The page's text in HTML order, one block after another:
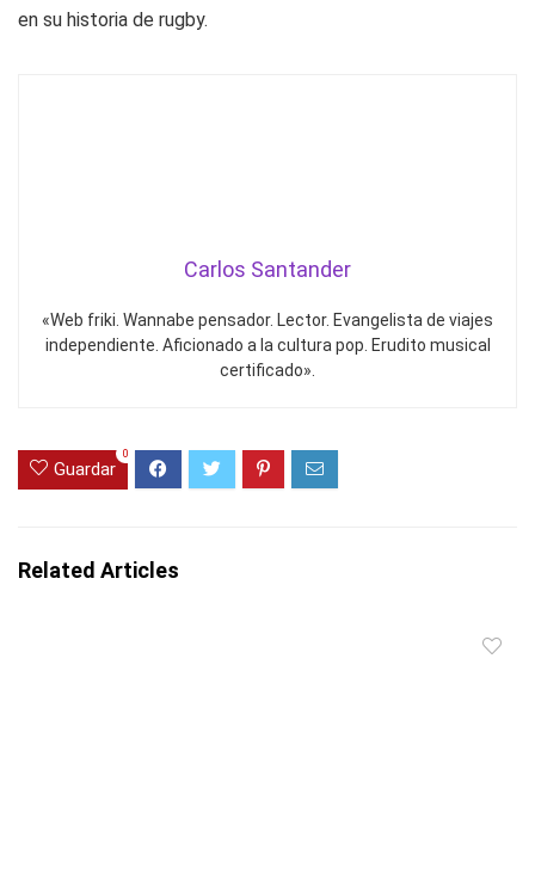
en su historia de rugby.
Carlos Santander
«Web friki. Wannabe pensador. Lector. Evangelista de viajes
independiente. Aficionado a la cultura pop. Erudito musical
certificado».
Guardar
0
Related Articles